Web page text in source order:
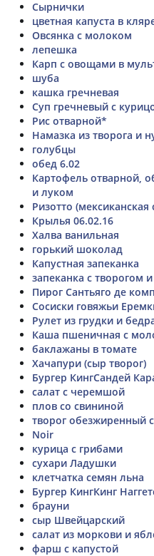
Сырнички
цветная капуста в
Овсянка с молоком
лепешка
Карп с овощами в
шуба
кашка гречневая
Суп гречневый с
Рис отварной*
Намазка из творога и
голубцы
обед 6.02
Картофель отварной,
и луком
Ризотто (мексиканская
Крылья 06.02.16
Халва ванильная
горький шоколад
Капустная запеканка
запеканка с творогом
Пирог Сантьяго де
Сосиски говяжьи
Рулет из грудки и
Каша пшеничная с
баклажаны в томате
Хачапури (сыр творог)
Бургер КингСандей
салат с черемшой
плов со свининой
творог обезжиренный
Noir
курица с грибами
сухари Ладушки
клетчатка семян льна
Бургер КингКинг
брауни
сыр Швейцарский
салат из моркови и
фарш с капустой